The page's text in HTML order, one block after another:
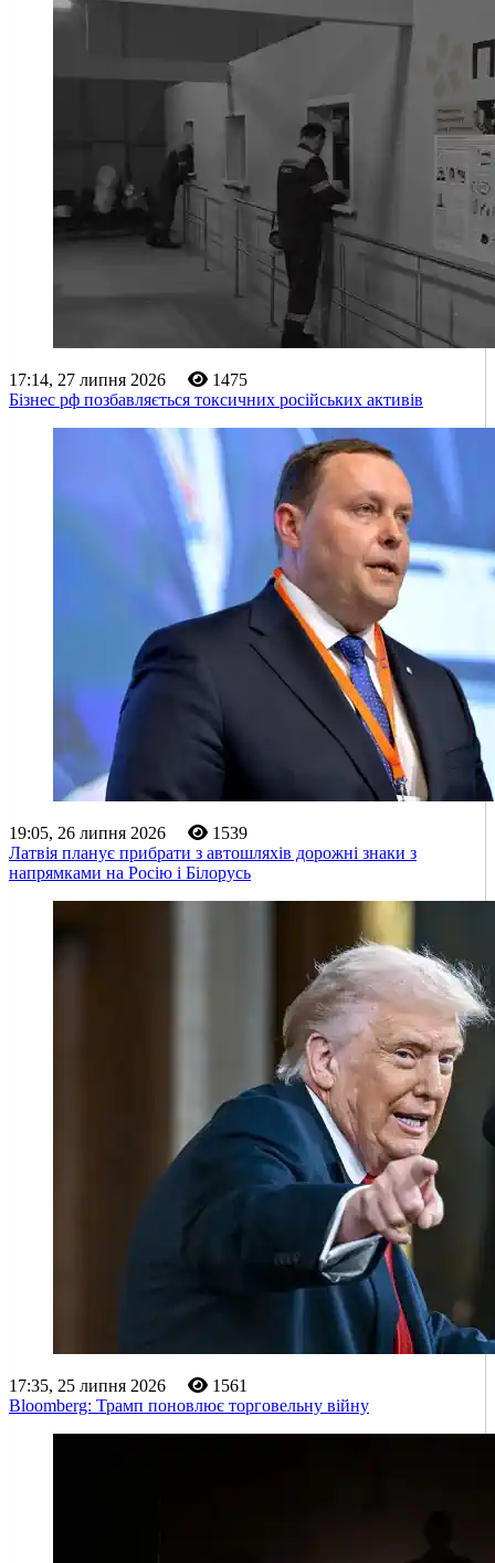
17:14, 27 липня 2026
1475
Бізнес рф позбавляється токсичних російських активів
19:05, 26 липня 2026
1539
Латвія планує прибрати з автошляхів дорожні знаки з
напрямками на Росію і Білорусь
17:35, 25 липня 2026
1561
Bloomberg: Трамп поновлює торговельну війну